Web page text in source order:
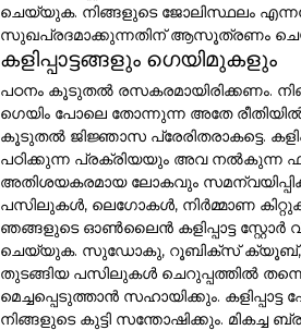
ചെയ്യുക. നിങ്ങളുടെ ജോലിസ്ഥലം
സുഖപ്രദമാക്കുന്നതിന് ആസൂത്രണം
കളിപ്പാട്ടങ്ങളും ഗെയിമുകളും
പഠനം കൂടുതൽ രസകരമായിരിക്കണം.
ഗെയിം പോലെ തോന്നുന്ന അതേ
കൂടുതൽ ജിജ്ഞാസ പ്രേരിതരാകട്ടെ.
പഠിക്കുന്ന പ്രക്രിയയും അവ നൽകുന്ന
അതിശയകരമായ ലോകവും
പസിലുകൾ, ലെഗോകൾ, നിർമ്മാണ
ഞങ്ങളുടെ ഓൺലൈൻ കളിപ്പാട്ട സ്റ്റോർ
ചെയ്യുക. സുഡോകു, റൂബിക്സ് ക്യൂബ്,
തുടങ്ങിയ പസിലുകൾ ചെറുപ്പത്തിൽ
മെച്ചപ്പെടുത്താൻ സഹായിക്കും. കളിപ്പാട്ട
നിങ്ങളുടെ കുട്ടി സന്തോഷിക്കും. മികച്ച